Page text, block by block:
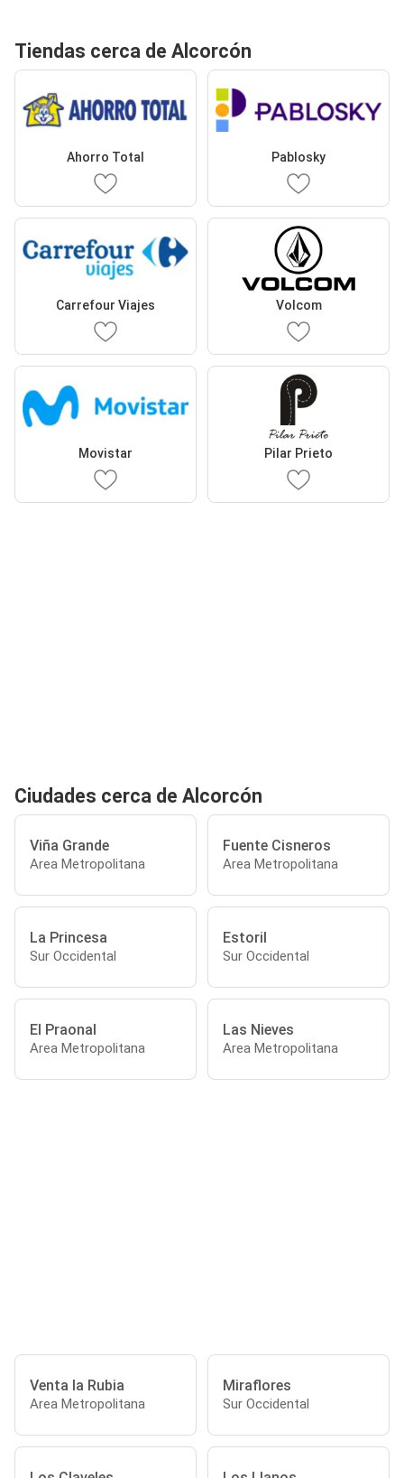
Tiendas cerca de Alcorcón
Ahorro Total Pablosky
Carrefour Viajes Volcom
Movistar Pilar Prieto
Ciudades cerca de Alcorcón
Viña Grande
Area Metropolitana
Fuente Cisneros
Area Metropolitana
La Princesa
Sur Occidental
Estoril
Sur Occidental
El Praonal
Area Metropolitana
Las Nieves
Area Metropolitana
Venta la Rubia
Area Metropolitana
Miraflores
Sur Occidental